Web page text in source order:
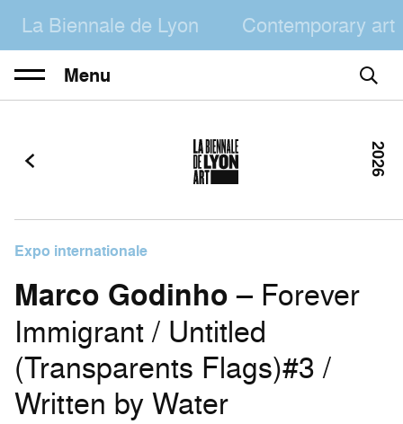
La Biennale de Lyon Contemporary art
Menu
Expo internationale
Marco Godinho – Forever
Immigrant / Untitled
(Transparents Flags)#3 /
Written by Water
2026